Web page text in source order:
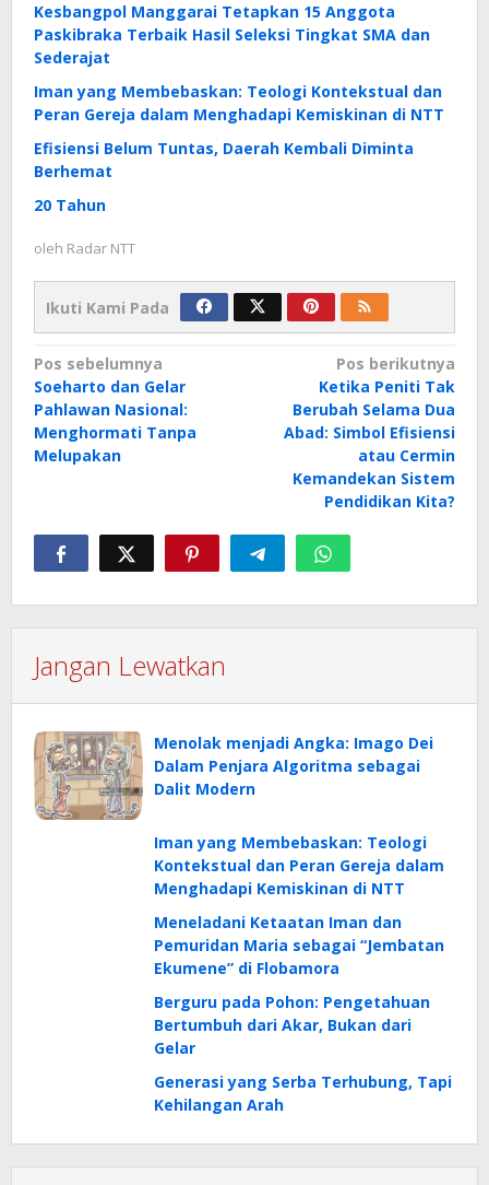
Kesbangpol Manggarai Tetapkan 15 Anggota
Paskibraka Terbaik Hasil Seleksi Tingkat SMA dan
Sederajat
Iman yang Membebaskan: Teologi Kontekstual dan
Peran Gereja dalam Menghadapi Kemiskinan di NTT
Efisiensi Belum Tuntas, Daerah Kembali Diminta
Berhemat
20 Tahun
oleh Radar NTT
Ikuti Kami Pada
Navigasi
pos
Pos sebelumnya
Soeharto dan Gelar
Pahlawan Nasional:
Menghormati Tanpa
Melupakan
Pos berikutnya
Ketika Peniti Tak
Berubah Selama Dua
Abad: Simbol Efisiensi
atau Cermin
Kemandekan Sistem
Pendidikan Kita?
Jangan Lewatkan
Menolak menjadi Angka: Imago Dei
Dalam Penjara Algoritma sebagai
Dalit Modern
Iman yang Membebaskan: Teologi
Kontekstual dan Peran Gereja dalam
Menghadapi Kemiskinan di NTT
Meneladani Ketaatan Iman dan
Pemuridan Maria sebagai “Jembatan
Ekumene” di Flobamora
Berguru pada Pohon: Pengetahuan
Bertumbuh dari Akar, Bukan dari
Gelar
Generasi yang Serba Terhubung, Tapi
Kehilangan Arah